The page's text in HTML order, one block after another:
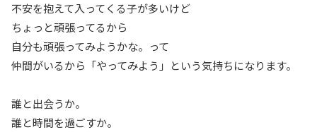
不安を抱えて入ってくる子が多いけど
ちょっと頑張ってるから
自分も頑張ってみようかな。って
仲間がいるから「やってみよう」という気持ちになります。
誰と出会うか。
誰と時間を過ごすか。